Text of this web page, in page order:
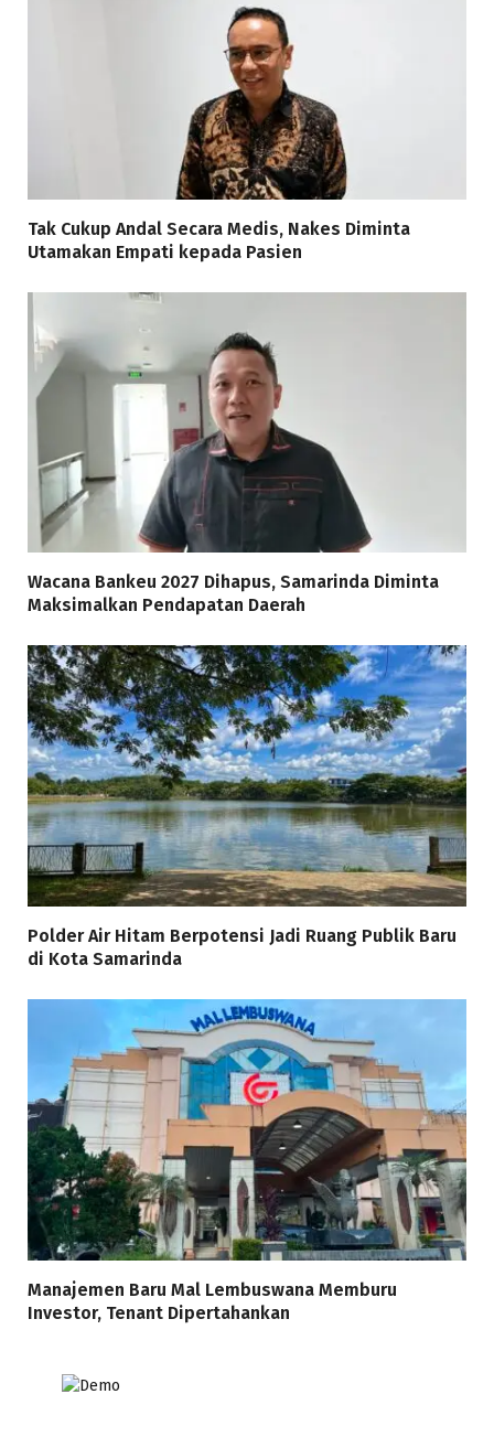
Tak Cukup Andal Secara Medis, Nakes Diminta
Utamakan Empati kepada Pasien
Wacana Bankeu 2027 Dihapus, Samarinda Diminta
Maksimalkan Pendapatan Daerah
Polder Air Hitam Berpotensi Jadi Ruang Publik Baru
di Kota Samarinda
Manajemen Baru Mal Lembuswana Memburu
Investor, Tenant Dipertahankan